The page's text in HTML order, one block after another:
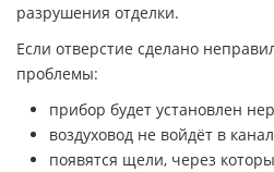
разрушения отделки.
Если отверстие сделано
проблемы:
прибор будет установлен
воздуховод не войдёт в
появятся щели, через